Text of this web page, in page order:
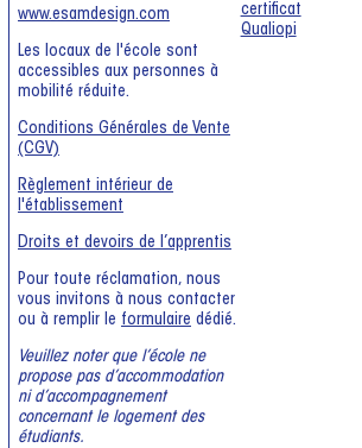
www.esamdesign.com
Les locaux de l'école sont
accessibles aux personnes à
mobilité réduite.
Conditions Générales de Vente
(CGV)
Règlement intérieur de
l'établissement
Droits et devoirs de l’apprentis
Pour toute réclamation, nous
vous invitons à nous contacter
ou à remplir le formulaire dédié.
Veuillez noter que l’école ne
propose pas d’accommodation
ni d’accompagnement
concernant le logement des
étudiants.
certificat
Qualiopi